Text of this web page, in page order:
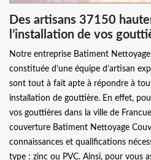
Des artisans 37150
l’installation de vos
Notre entreprise Batiment
constituée d’une équipe d’artisan
sont tout à fait apte à répondre à
installation de gouttière. En effet,
vos gouttières dans la ville de
couverture Batiment Nettoyage
connaissances et qualifications
type : zinc ou PVC. Ainsi, pour vous